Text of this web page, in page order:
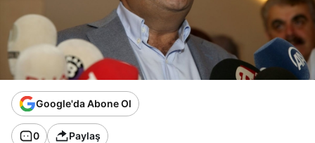
Google'da Abone Ol
0 Paylaş